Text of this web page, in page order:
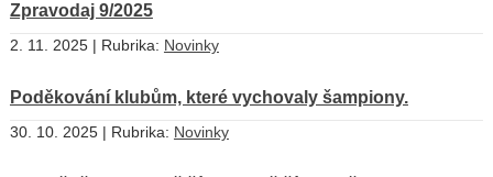
Zpravodaj 9/2025
2. 11. 2025 | Rubrika: Novinky
Poděkování klubům, které vychovaly šampiony.
30. 10. 2025 | Rubrika: Novinky